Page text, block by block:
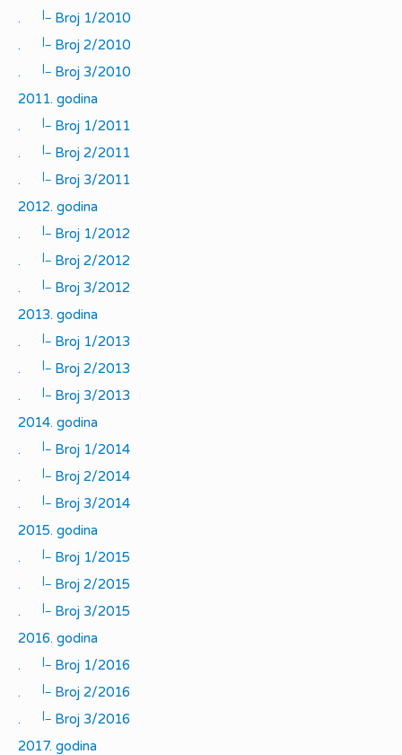
.
|_
Broj 1/2010
.
|_
Broj 2/2010
.
|_
Broj 3/2010
2011. godina
.
|_
Broj 1/2011
.
|_
Broj 2/2011
.
|_
Broj 3/2011
2012. godina
.
|_
Broj 1/2012
.
|_
Broj 2/2012
.
|_
Broj 3/2012
2013. godina
.
|_
Broj 1/2013
.
|_
Broj 2/2013
.
|_
Broj 3/2013
2014. godina
.
|_
Broj 1/2014
.
|_
Broj 2/2014
.
|_
Broj 3/2014
2015. godina
.
|_
Broj 1/2015
.
|_
Broj 2/2015
.
|_
Broj 3/2015
2016. godina
.
|_
Broj 1/2016
.
|_
Broj 2/2016
.
|_
Broj 3/2016
2017. godina